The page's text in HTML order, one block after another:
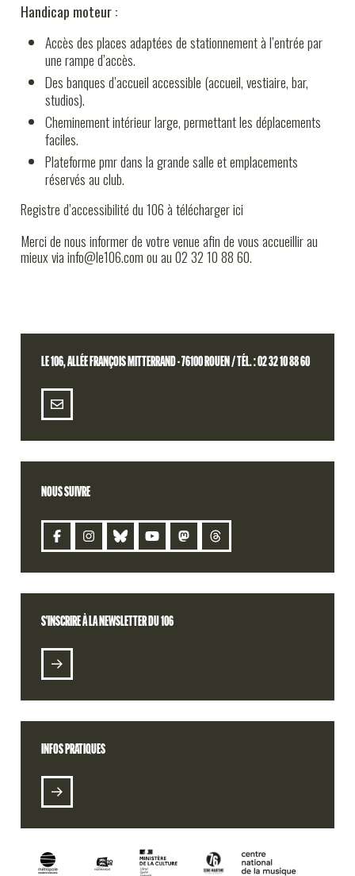
Handicap moteur :
Accès des places adaptées de stationnement à l’entrée par
une rampe d’accès.
Des banques d’accueil accessible (accueil, vestiaire, bar,
studios).
Cheminement intérieur large, permettant les déplacements
faciles.
Plateforme pmr dans la grande salle et emplacements
réservés au club.
Registre d’accessibilité du 106 à télécharger ici
Merci de nous informer de votre venue afin de vous accueillir au
mieux via info@le106.com ou au 02 32 10 88 60.
LE 106, ALLÉE FRANÇOIS MITTERRAND - 76100 ROUEN / TÉL. : 02 32 10 88 60
NOUS SUIVRE
S'INSCRIRE À LA NEWSLETTER DU 106
INFOS PRATIQUES
CONTACT
S'INSCRIRE À LA NEWSLETTER DU 106
BILLETTERIE
RETROUVEZ VOTRE COMMANDE
RADIO 106
PODCASTS